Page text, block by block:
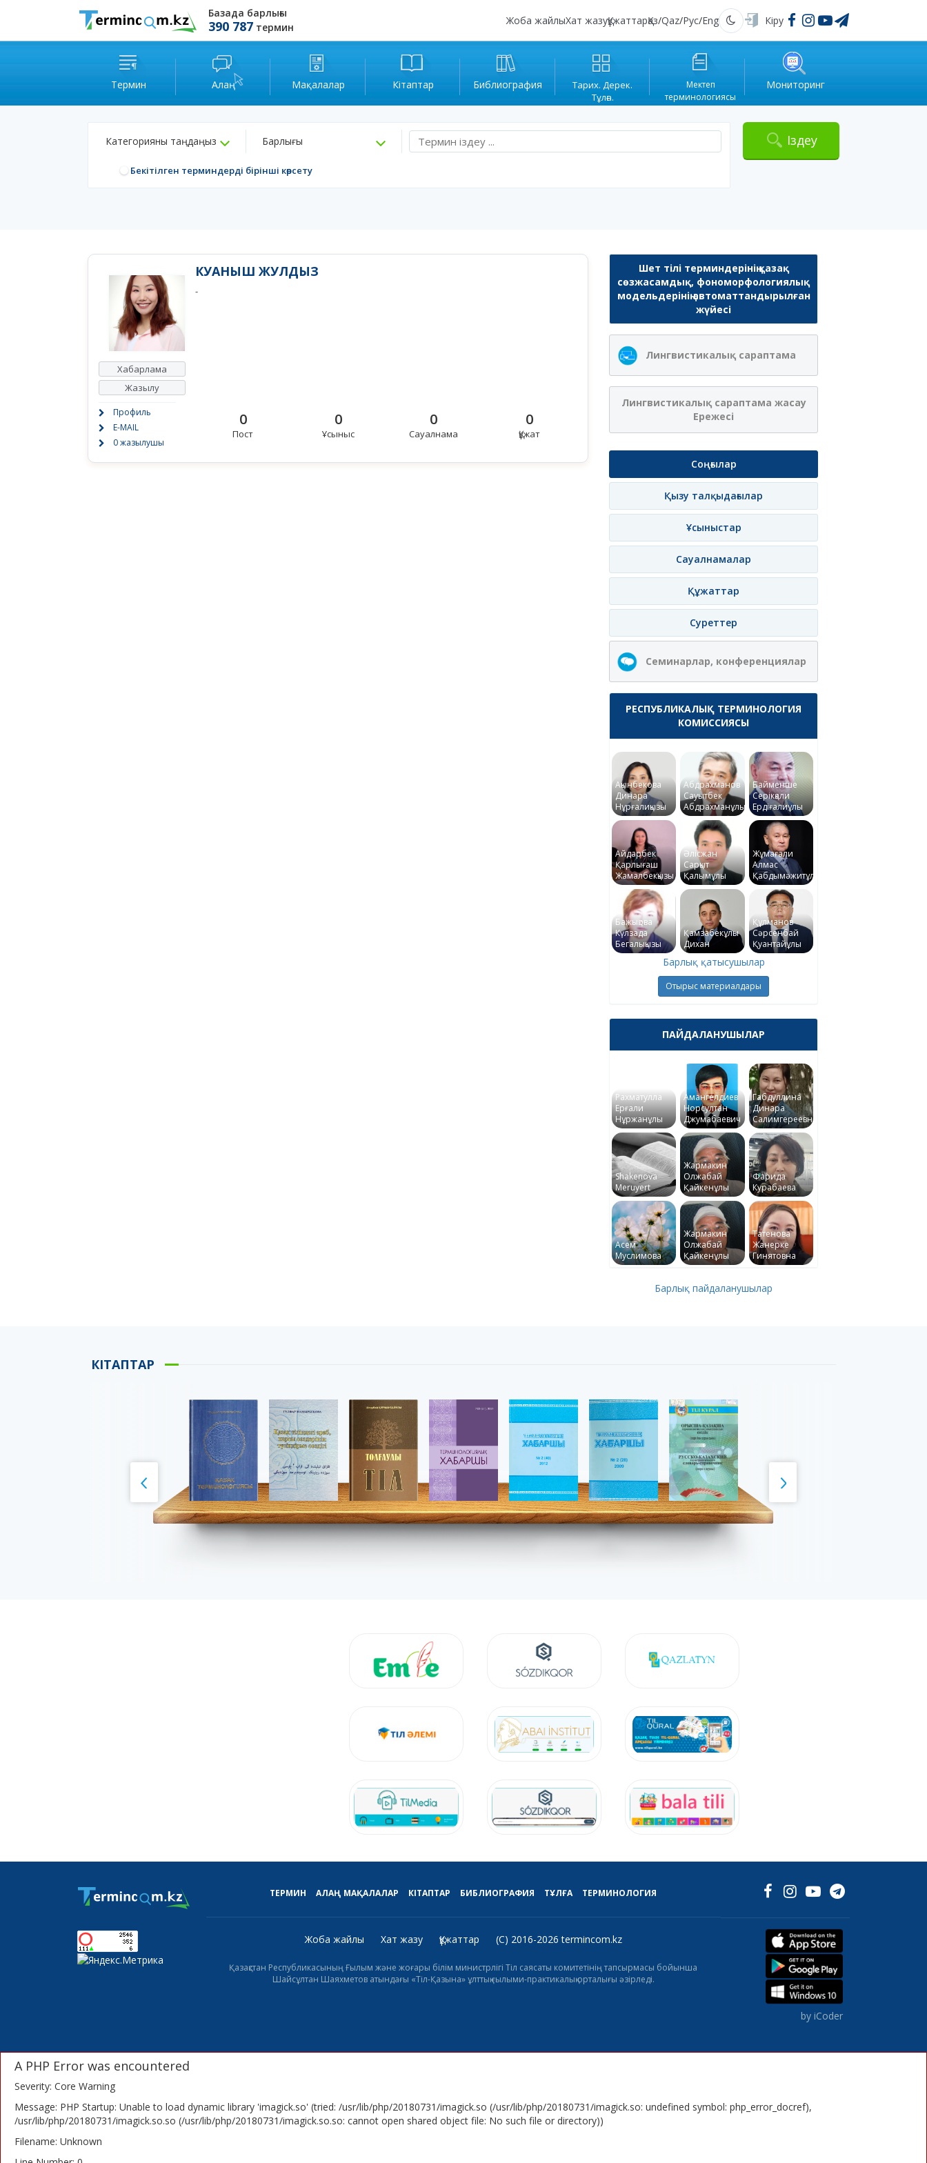
Базада барлығы
390 787 термин
Жоба жайлыХат жазуҚұжаттарҚаз/Qaz/Рус/Eng Қараңғы Кіру
Термин Алаң Мақалалар Кітаптар Библиография
Тарих. Дерек.
Тұлға.
Мектеп
терминологиясы
Мониторинг
Категорияны таңдаңыз Барлығы
Бекітілген терминдерді бірінші көрсету
Іздеу
Хабарлама
Жазылу
Профиль
E-MAIL
0 жазылушы
КУАНЫШ ЖУЛДЫЗ
-
0
Пост
0
Ұсыныс
0
Сауалнама
0
Құжат
Шет тілі терминдерінің қазақ
сөзжасамдық, фономорфологиялық
модельдерінің автоматтандырылған
жүйесі
Лингвистикалық сараптама
Лингвистикалық сараптама жасау
Ережесі
Соңғылар
Қызу талқыдағылар
Ұсыныстар
Сауалнамалар
Құжаттар
Суреттер
Семинарлар, конференциялар
РЕСПУБЛИКАЛЫҚ ТЕРМИНОЛОГИЯ
КОМИССИЯСЫ
Ақынбекова
Динара
Нұрғалиқызы
Абдрахманов
Сауытбек
Абдрахманұлы
Байменше
Серікқали
Ердіғалиұлы
Айдарбек
Қарлығаш
Жамалбекқызы
Әлісжан
Сарқыт
Қалымұлы
Жұмағали
Алмас
Қабдымәжитұлы
Бажықова
Күлзада
Бегалықызы
Қамзабекұлы
Дихан
Құлманов
Сәрсенбай
Қуантайұлы
Барлық қатысушылар
Отырыс материалдары
ПАЙДАЛАНУШЫЛАР
Рахматулла
Ерғали
Нұржанұлы
Амангелдиев
Норсултан
Джумабаевич
Габдуллина
Динара
Салимгереевна
Shakenova
Meruyert
Жармакин
Олжабай
Қайкенұлы
Фарида
Курабаева
Асем
Муслимова
Жармакин
Олжабай
Қайкенұлы
Татенова
Жанерке
Гинятовна
Барлық пайдаланушылар
КІТАПТАР
ТЕРМИН АЛАҢ МАҚАЛАЛАР КІТАПТАР БИБЛИОГРАФИЯ ТҰЛҒА ТЕРМИНОЛОГИЯ
Жоба жайлы Хат жазу Құжаттар (C) 2016-2026 termincom.kz
Қазақстан Республикасының Ғылым және жоғары білім министрлігі Тіл саясаты комитетінің тапсырмасы бойынша
Шайсұлтан Шаяхметов атындағы «Тіл-Қазына» ұлттық ғылыми-практикалық орталығы әзірледі.
by iCoder
A PHP Error was encountered
Severity: Core Warning
Message: PHP Startup: Unable to load dynamic library 'imagick.so' (tried: /usr/lib/php/20180731/imagick.so (/usr/lib/php/20180731/imagick.so: undefined symbol: php_error_docref),
/usr/lib/php/20180731/imagick.so.so (/usr/lib/php/20180731/imagick.so.so: cannot open shared object file: No such file or directory))
Filename: Unknown